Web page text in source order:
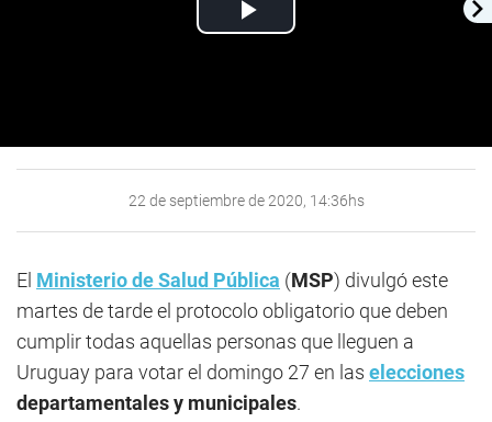
Play
22 de septiembre de 2020, 14:36hs
El Ministerio de Salud Pública (MSP) divulgó este
martes de tarde el protocolo obligatorio que deben
cumplir todas aquellas personas que lleguen a
Uruguay para votar el domingo 27 en las elecciones
departamentales y municipales.